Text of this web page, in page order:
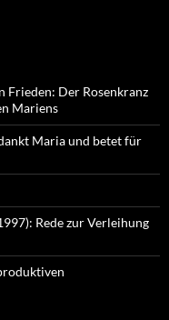
Frieden: Der Rosenkranz
Mariens
Maria und betet für
Rede zur Verleihung